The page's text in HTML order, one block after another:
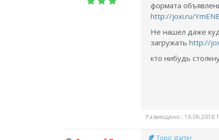
формата
http://joxi.ru/
Не нашел даже
загружать http://
кто нибудь
Размещено : 16.06.2018
Topic starter